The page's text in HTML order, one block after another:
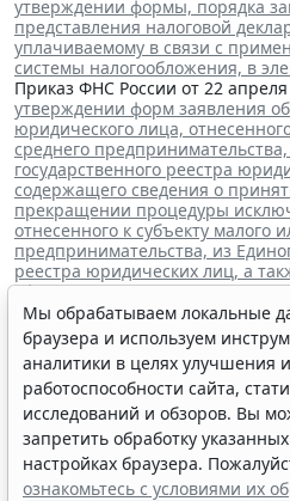
утверждении формы, порядка
представления налоговой
уплачиваемому в связи с
системы налогообложения, в
Приказ ФНС России от 22
утверждении форм заявления
юридического лица,
среднего
государственного реестра
содержащего сведения о
прекращении процедуры
отнесенного к субъекту малого
предпринимательства, из
реестра юридических лиц, а
оформлению указанных
Читайте также:
ВС РФ поддержал заявителя в
внесении записи в ЕГРЮЛ
Суд обязал заключить
отказа в приеме незаконным
Резидентам РФ указали на
открытии счетов за границей
Обеспечительный платеж в
расходах по УСН
Мы обрабатываем локальные
браузера и используем
аналитики в целях улучшения
работоспособности сайта,
исследований и обзоров. Вы
запретить обработку
настройках браузера.
ознакомьтесь с условиями их